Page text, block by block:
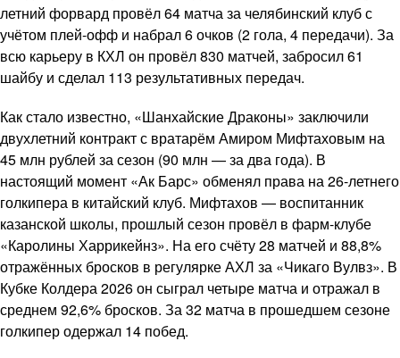
летний форвард провёл 64 матча за челябинский клуб с
учётом плей-офф и набрал 6 очков (2 гола, 4 передачи). За
всю карьеру в КХЛ он провёл 830 матчей, забросил 61
шайбу и сделал 113 результативных передач.
Как стало известно, «Шанхайские Драконы» заключили
двухлетний контракт с вратарём Амиром Мифтаховым на
45 млн рублей за сезон (90 млн — за два года). В
настоящий момент «Ак Барс» обменял права на 26-летнего
голкипера в китайский клуб. Мифтахов — воспитанник
казанской школы, прошлый сезон провёл в фарм-клубе
«Каролины Харрикейнз». На его счёту 28 матчей и 88,8%
отражённых бросков в регулярке АХЛ за «Чикаго Вулвз». В
Кубке Колдера 2026 он сыграл четыре матча и отражал в
среднем 92,6% бросков. За 32 матча в прошедшем сезоне
голкипер одержал 14 побед.